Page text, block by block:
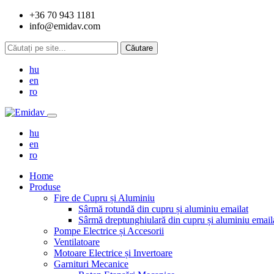
+36 70 943 1181
info@emidav.com
hu
en
ro
hu
en
ro
Home
Produse
Fire de Cupru și Aluminiu
Sârmă rotundă din cupru și aluminiu emailat
Sârmă dreptunghiulară din cupru și aluminiu
Pompe Electrice și Accesorii
Ventilatoare
Motoare Electrice și Invertoare
Garnituri Mecanice